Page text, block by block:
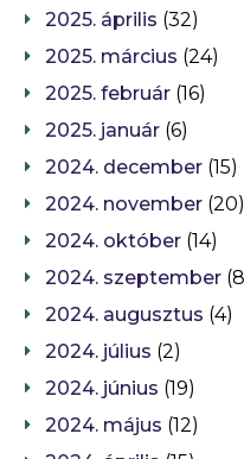
2025. április (32)
2025. március (24)
2025. február (16)
2025. január (6)
2024. december (15)
2024. november (20)
2024. október (14)
2024. szeptember
2024. augusztus (4)
2024. július (2)
2024. június (19)
2024. május (12)